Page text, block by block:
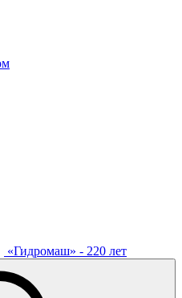
«Гидромаш» - 220 лет